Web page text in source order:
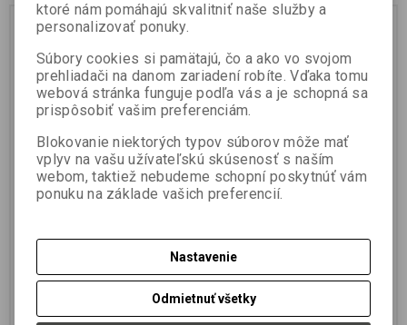
Prírodný Extract -
Výrobca:JET FISH
Záruka (mesiacov):
Termín dodania (dni):7
Počet v balení:1 ks
PRIRODNY EXTRAKT
Výrobca:JET FISH
Katalógové číslo:
Termín dodania (dni):7
Hmotnosť balenia:
Počet v balení:1 ks
ktoré nám pomáhajú skvalitniť naše služby a
personalizovať ponuky.
Súbory cookies si pamätajú, čo a ako vo svojom
prehliadači na danom zariadení robíte. Vďaka tomu
webová stránka funguje podľa vás a je schopná sa
prispôsobiť vašim preferenciám.
Blokovanie niektorých typov súborov môže mať
vplyv na vašu užívateľskú skúsenosť s naším
webom, taktiež nebudeme schopní poskytnúť vám
ponuku na základe vašich preferencií.
Nastavenie
Odmietnuť všetky